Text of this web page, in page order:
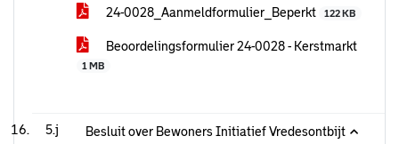
24-0028_Aanmeldformulier_Beperkt
122 KB
Beoordelingsformulier 24-0028 - Kerstmarkt
1 MB
5.j Besluit over Bewoners Initiatief Vredesontbijt